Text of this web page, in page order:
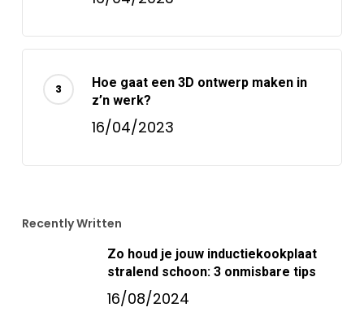
Hoe gaat een 3D ontwerp maken in
z’n werk?
16/04/2023
Recently Written
Zo houd je jouw inductiekookplaat
stralend schoon: 3 onmisbare tips
16/08/2024